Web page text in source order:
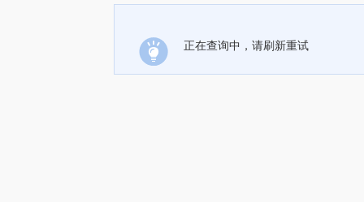
正在查询中，请刷新重试